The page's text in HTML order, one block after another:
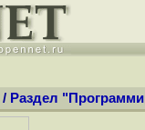
/ Раздел